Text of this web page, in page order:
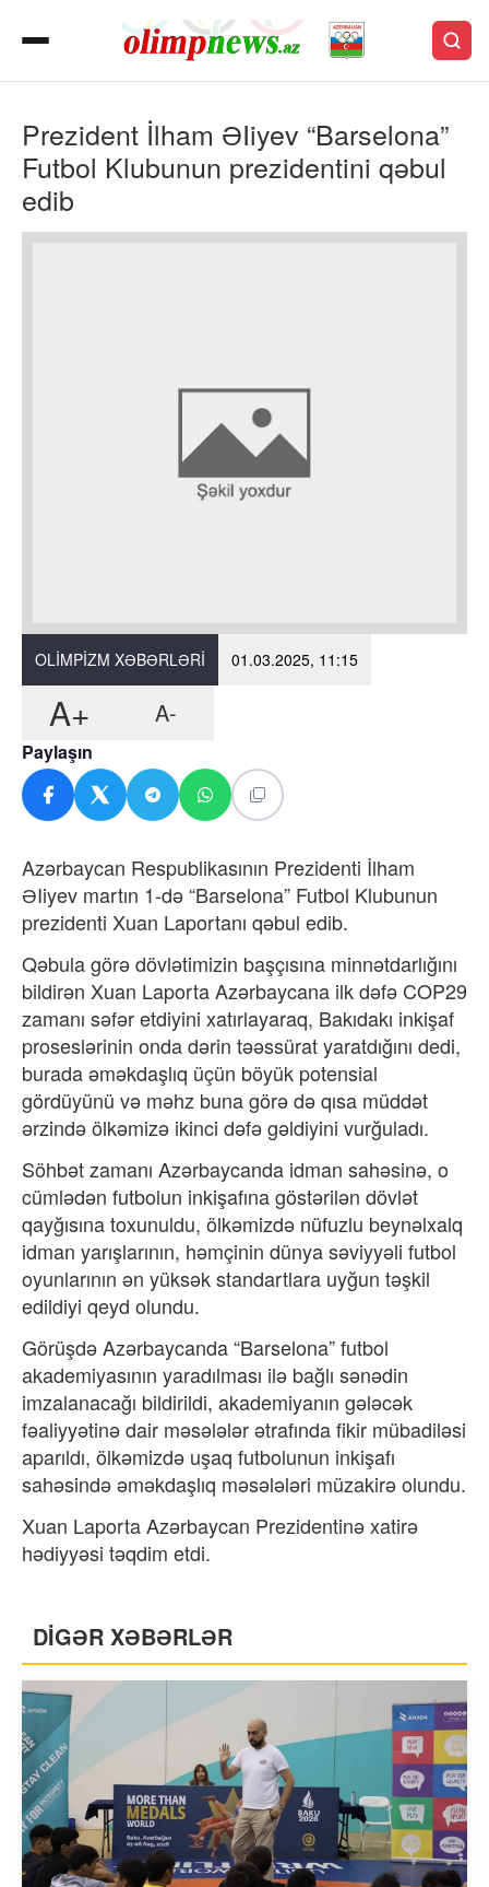
Prezident İlham ƏIiyev “Barselona”
Futbol Klubunun prezidentini qəbul
edib
OLIMPIZM XƏBƏRLƏRI 01.03.2025, 11:15
A+ A-
Paylaşın
Azərbaycan Respublikasının Prezidenti İlham
ƏIiyev martın 1-də “Barselona” Futbol Klubunun
prezidenti Xuan Laportanı qəbul edib.
Qəbula görə dövlətimizin başçısına minnətdarlığını
bildirən Xuan Laporta Azərbaycana ilk dəfə COP29
zamanı səfər etdiyini xatırlayaraq, Bakıdakı inkişaf
proseslərinin onda dərin təəssürat yaratdığını dedi,
burada əməkdaşlıq üçün böyük potensial
gördüyünü və məhz buna görə də qısa müddət
ərzində ölkəmizə ikinci dəfə gəldiyini vurğuladı.
Söhbət zamanı Azərbaycanda idman sahəsinə, o
cümlədən futbolun inkişafına göstərilən dövlət
qayğısına toxunuldu, ölkəmizdə nüfuzlu beynəlxalq
idman yarışlarının, həmçinin dünya səviyyəli futbol
oyunlarının ən yüksək standartlara uyğun təşkil
edildiyi qeyd olundu.
Görüşdə Azərbaycanda “Barselona” futbol
akademiyasının yaradılması ilə bağlı sənədin
imzalanacağı bildirildi, akademiyanın gələcək
fəaliyyətinə dair məsələlər ətrafında fikir mübadiləsi
aparıldı, ölkəmizdə uşaq futbolunun inkişafı
sahəsində əməkdaşlıq məsələləri müzakirə olundu.
Xuan Laporta Azərbaycan Prezidentinə xatirə
hədiyyəsi təqdim etdi.
DİGƏR XƏBƏRLƏR